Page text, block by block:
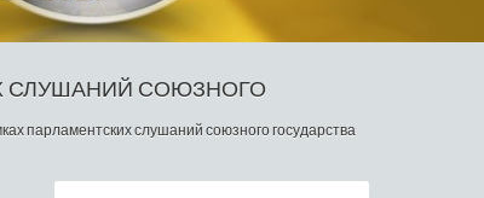
СЛУШАНИЙ СОЮЗНОГО
парламентских слушаний союзного государства